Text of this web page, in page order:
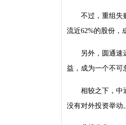
不过，重组失
流近62%的股份，
另外，圆通速
益，成为一个不可
相较之下，中
没有对外投资举动